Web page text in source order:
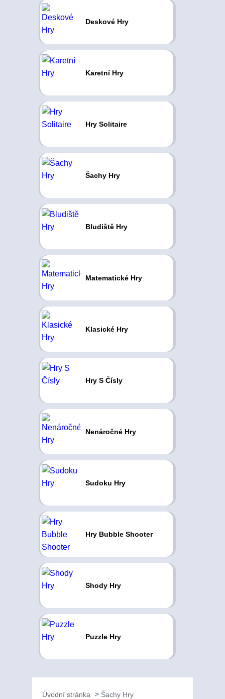
Deskové Hry
Karetní Hry
Hry Solitaire
Šachy Hry
Bludiště Hry
Matematické Hry
Klasické Hry
Hry S Čísly
Nenáročné Hry
Sudoku Hry
Hry Bubble Shooter
Shody Hry
Puzzle Hry
Úvodní stránka Šachy Hry